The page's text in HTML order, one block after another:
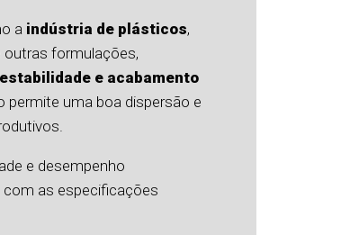
a indústria de plásticos,
outras formulações,
e acabamento
uma boa dispersão e
e desempenho
as especificações